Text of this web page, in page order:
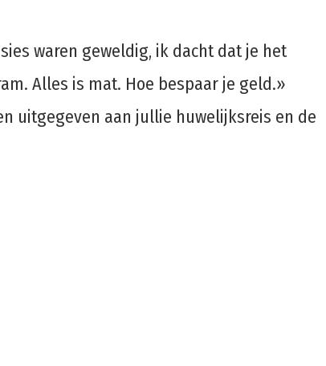
waren geweldig, ik dacht dat je het
Alles is mat. Hoe bespaar je geld.»
uitgegeven aan jullie huwelijksreis en de